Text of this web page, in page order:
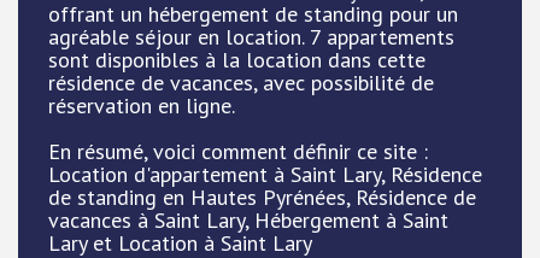
offrant un hébergement de standing pour un
agréable séjour en location. 7 appartements
sont disponibles à la location dans cette
résidence de vacances, avec possibilité de
réservation en ligne.
En résumé, voici comment définir ce site :
Location d'appartement à Saint Lary, Résidence
de standing en Hautes Pyrénées, Résidence de
vacances à Saint Lary, Hébergement à Saint
Lary et Location à Saint Lary